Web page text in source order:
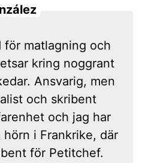
för matlagning och
kring noggrant
Ansvarig, men
och skribent
och jag har
i Frankrike, där
för Petitchef.